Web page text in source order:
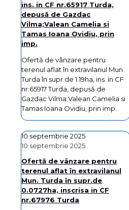
ins. in CF nr.65917 Turda,
depusă de Gazdac
Vilma;Valean Camelia si
Tamas Ioana Ovidiu, prin
imp.
Ofertă de vânzare pentru
terenul aflat în extravilanul Mun.
Turda în supr.de 1.19ha, ins. in CF
nr.65917 Turda, depusă de
Gazdac Vilma;Valean Camelia si
Tamas Ioana Ovidiu, prin imp.
10 septembrie 2025
10 septembrie 2025
Ofertă de vânzare pentru
terenul aflat în extravilanul
Mun. Turda în supr.de
0.0727ha, inscrisa in CF
nr.67976 Turda